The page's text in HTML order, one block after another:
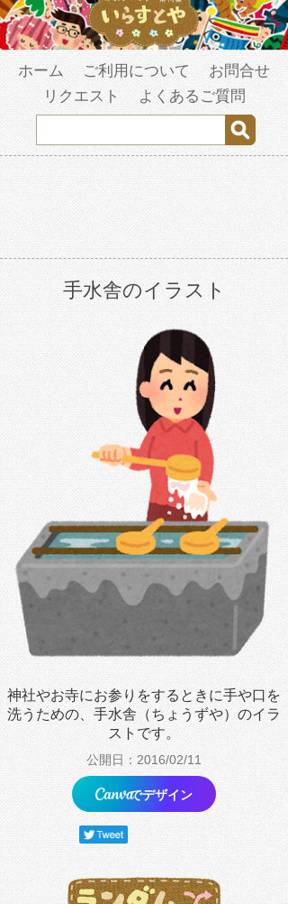
ホーム ご利用について
お問合せ
リクエスト
よくあるご質問
手水舎のイラスト
神社やお寺にお参りをするときに手や口を
洗うための、手水舎（ちょうずや）のイラ
ストです。
公開日：2016/02/11
でデザイン